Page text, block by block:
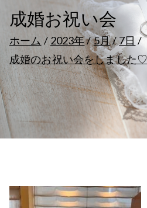
成婚お祝い会
ホーム 2023年 5月
7日
成婚のお祝い会をしました♡